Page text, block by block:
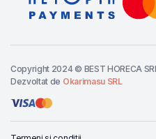
Copyright 2024 © BEST HORECA
Dezvoltat de Okarimasu SRL